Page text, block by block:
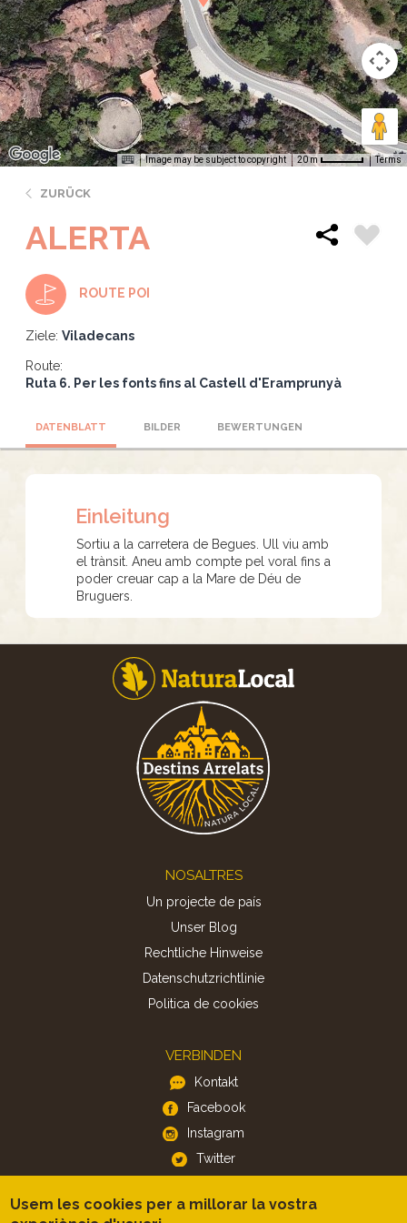
Image may be subject to copyright 20 m Terms
ZURÜCK
ALERTA
ROUTE POI
Ziele: Viladecans
Route:
Ruta 6. Per les fonts fins al Castell d'Eramprunyà
DATENBLATT BILDER BEWERTUNGEN
Einleitung
Sortiu a la carretera de Begues. Ull viu amb
el trànsit. Aneu amb compte pel voral fins a
poder creuar cap a la Mare de Déu de
Bruguers.
NOSALTRES
Un projecte de país
Unser Blog
Rechtliche Hinweise
Datenschutzrichtlinie
Politica de cookies
VERBINDEN
Kontakt
Facebook
Instagram
Twitter
APP
Usem les cookies per a millorar la vostra